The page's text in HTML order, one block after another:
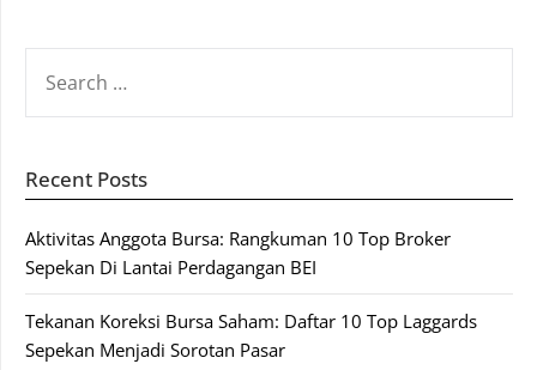
FOR:
Recent Posts
Aktivitas Anggota Bursa: Rangkuman 10 Top Broker
Sepekan Di Lantai Perdagangan BEI
Tekanan Koreksi Bursa Saham: Daftar 10 Top Laggards
Sepekan Menjadi Sorotan Pasar